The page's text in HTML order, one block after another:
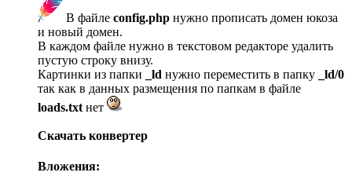
В файле config.php нужно прописать домен юкоза
и новый домен.
В каждом файле нужно в текстовом редакторе удалить
пустую строку внизу.
Картинки из папки
_ld нужно переместить в папку
_ld/0
так как в данных размещения по папкам в файле
loads.txt нет
Скачать конвертер
Вложения: